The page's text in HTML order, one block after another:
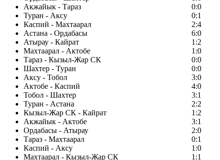
Акжайык - Тараз
0:0
Туран - Аксу
0:1
Каспий - Махтаарал
2:4
Астана - Ордабасы
6:0
Атырау - Кайрат
1:2
Махтаарал - Актобе
1:0
Тараз - Кызыл-Жар СК
0:0
Шахтер - Туран
0:0
Аксу - Тобол
3:0
Актобе - Каспий
4:0
Тобол - Шахтер
3:1
Туран - Астана
2:2
Кызыл-Жар СК - Кайрат
1:2
Акжайык - Актобе
3:1
Ордабасы - Атырау
2:0
Тараз - Махтаарал
0:1
Каспий - Аксу
1:0
Махтаарал - Кызыл-Жар СК
1:1